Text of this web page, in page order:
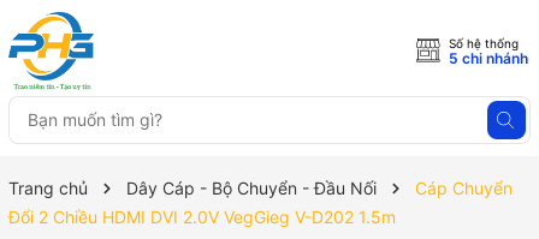
Số hệ thống
5 chi nhánh
Trang chủ Dây Cáp - Bộ Chuyển - Đầu Nối
Cáp Chuyển
Đổi 2 Chiều HDMI DVI 2.0V VegGieg V-D202 1.5m